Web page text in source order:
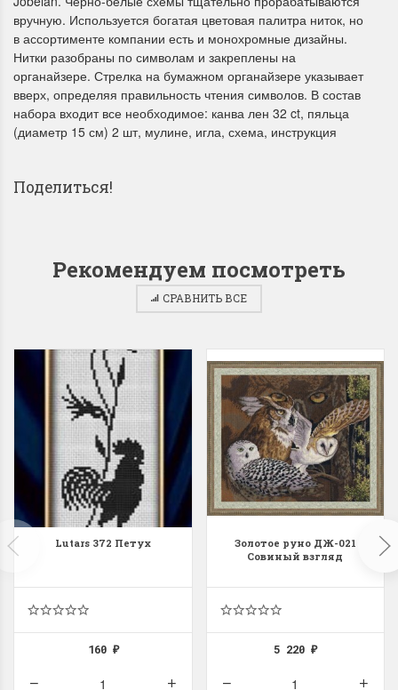
Dimensions 35231
Willow Swan
(Ива-лебедь)
нитки и схема, всё в
отличном состоянии.
13648USA
Bear and
(Белый
с
вручную. Используется богатая цветовая палитра ниток, но
в ассортименте компании есть и монохромные дизайны.
Нитки разобраны по символам и закреплены на
органайзере. Стрелка на бумажном органайзере указывает
вверх, определяя правильность чтения символов. В состав
набора входит все необходимое: канва лен 32 ct, пяльца
(диаметр 15 см) 2 шт, мулине, игла, схема, инструкция
Поделиться!
Рекомендуем посмотреть
СРАВНИТЬ ВСЕ
Lutars 372 Петух
160 ₽
Золотое руно ДЖ-021
Совиный взгляд
5 220₽